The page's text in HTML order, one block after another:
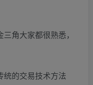
角大家都很熟悉，
统的交易技术方法